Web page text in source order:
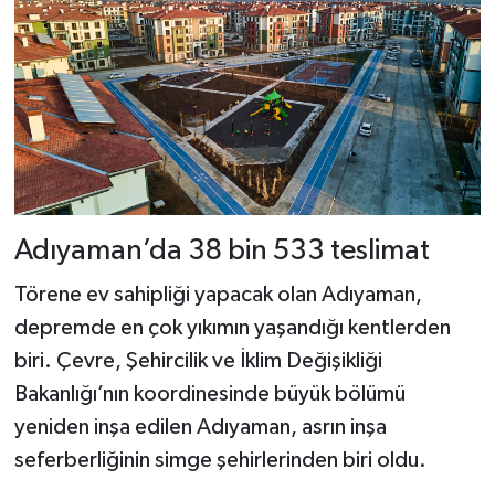
Adıyaman’da 38 bin 533 teslimat
Törene ev sahipliği yapacak olan Adıyaman,
depremde en çok yıkımın yaşandığı kentlerden
biri. Çevre, Şehircilik ve İklim Değişikliği
Bakanlığı’nın koordinesinde büyük bölümü
yeniden inşa edilen Adıyaman, asrın inşa
seferberliğinin simge şehirlerinden biri oldu.